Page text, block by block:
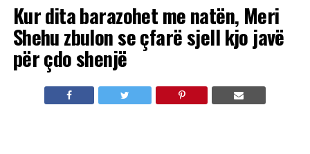
Kur dita barazohet me natën, Meri
Shehu zbulon se çfarë sjell kjo javë
për çdo shenjë